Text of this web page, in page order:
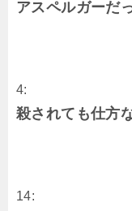
アスペルガーだ
4:
殺されても仕方
14: